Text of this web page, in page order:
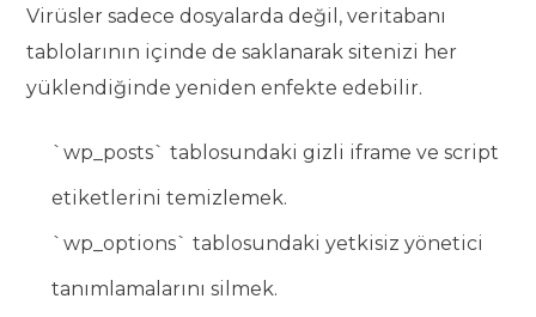
Virüsler sadece dosyalarda değil, veritabanı
tablolarının içinde de saklanarak sitenizi her
yüklendiğinde yeniden enfekte edebilir.
`wp_posts` tablosundaki gizli iframe ve script
etiketlerini temizlemek.
`wp_options` tablosundaki yetkisiz yönetici
tanımlamalarını silmek.